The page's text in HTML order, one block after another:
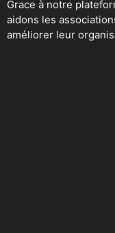
Grace à notre
aidons les
améliorer leur